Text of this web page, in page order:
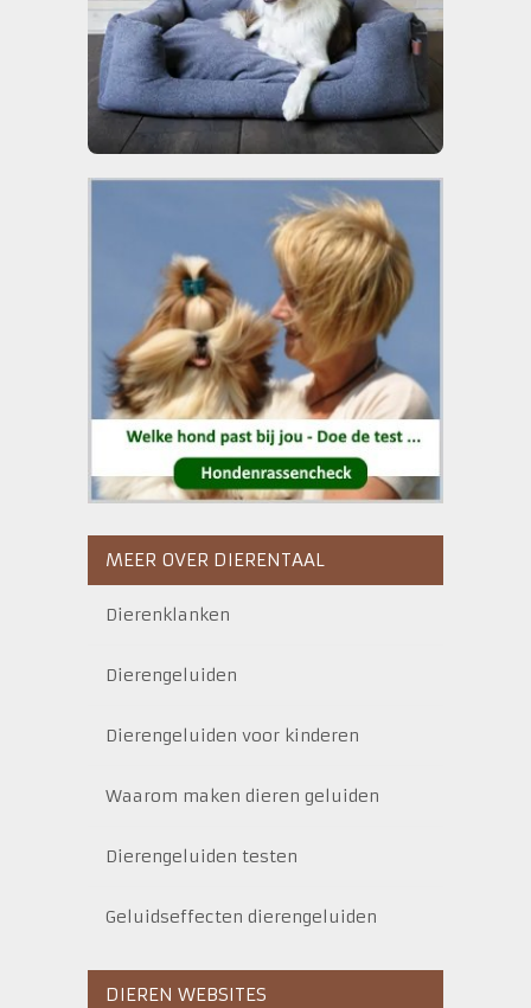
MEER OVER DIERENTAAL
Dierenklanken
Dierengeluiden
Dierengeluiden voor kinderen
Waarom maken dieren geluiden
Dierengeluiden testen
Geluidseffecten dierengeluiden
DIEREN WEBSITES